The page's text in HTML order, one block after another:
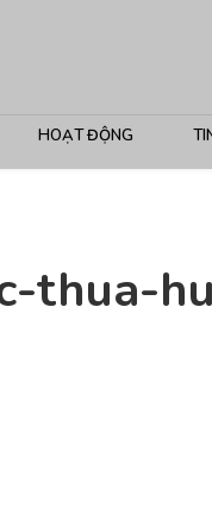
HOẠT ĐỘNG
thua-